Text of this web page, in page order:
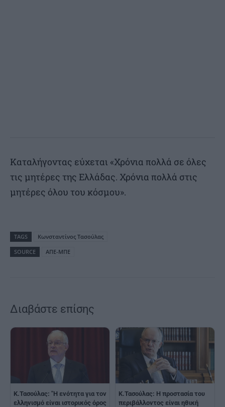
Καταλήγοντας εύχεται «Χρόνια πολλά σε όλες
τις μητέρες της Ελλάδας. Χρόνια πολλά στις
μητέρες όλου του κόσμου».
TAGS
Κωνσταντίνος Τασούλας
SOURCE
ΑΠΕ-ΜΠΕ
Διαβάστε επίσης
Κ.Τασούλας: "Η ενότητα για τον
ελληνισμό είναι ιστορικός όρος
K.Τασούλας: Η προστασία του
περιβάλλοντος είναι ηθική